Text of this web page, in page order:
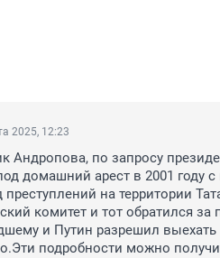
2025, 12:23
Андропова, по запросу
домашний арест в 2001 году
преступлений на территории
комитет и тот обратился
и Путин разрешил
подробности можно